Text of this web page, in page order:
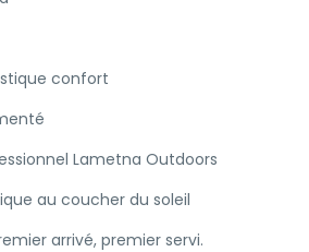
confort
Lametna Outdoors
au coucher du soleil
arrivé, premier servi.